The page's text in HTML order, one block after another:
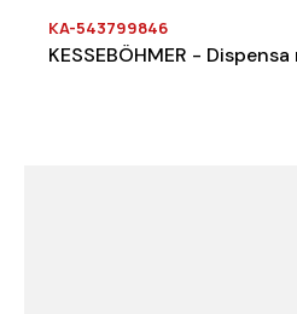
KA-543799846
KESSEBÖHMER -